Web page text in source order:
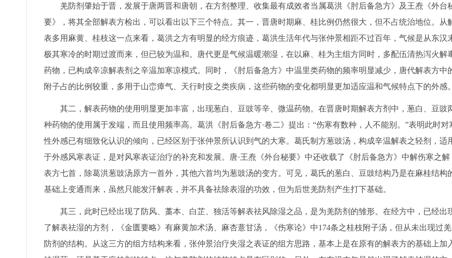
羌防剂肇始于晋，发展于唐两晋和唐朝，在方剂整理、收集最有成效者当属葛洪《肘后备急方》及王焘《外台
要》，将其全部解表方检出，可以看出以下三个特点。其一，晋唐时期麻、桂比例仍然很大，但不占统治地位。从
表多用麻黄、桂枝这一点来看，葛洪之方有明显的经方痕迹，葛洪生活年代与张仲景相距不过百年，气候是从东汉
极其寒冷的时期过渡而来，但已较为温和。唐代更是气候温暖潮湿，在以麻、桂为主组方同时，多配伍清热泻火解
药物，已构成辛凉解表剂之辛温加寒凉模式。同时，《肘后备急方》中温里类药物的频率明显减少，唐代解表方中
附子占的比例较重，多用于山峦瘴气、天行时疫之类疾病，这些药物的变化都明显更加适应温和气候特点下的外感。
其二，解表药物的使用明显更加丰富，出现葱白、豆豉等辛、微温药物。在晋唐时期解表方剂中，葱白、豆豉
种药物的使用属于发端，而且使用频率高。葛洪《肘后备急方·卷二》提出：“伤寒有数种，人不能别。”表明此时对
性外感已有细致化认识的倾向，已经区别于张仲景所认识到气的大寒。葛氏制方葱豉汤，构成辛温解表之轻剂，适
于外感风寒表证，是对风寒表证治疗的补充和发展。唐·王焘《外台秘要》中还收载了《肘后备急方》中解伤寒之解
表方七首，除葛洪葱豉汤原方一首外，其他六首均为葱豉汤的变方。可见，葛氏的葱白、豆豉结构乃是在麻桂结构
基础上变通而来，虽然只能发汗解表，并不具备祛除表湿的功效，但为后世羌防剂产生打下基础。
其三，此时已经出现了防风、藁本、白芷、独活等解表祛风除湿之品，是为羌防剂的雏形。在经方中，已经出
了解表祛湿的方剂，《金匮要略》有麻黄加术汤、麻杏薏甘汤，《伤寒论》中174条之桂枝附子汤，但从未出现过羌
防剂的结构。从这三方的组方结构来看，张仲景治疗夹湿之表证的组方思路，基本上是在原有的解表方的基础上加